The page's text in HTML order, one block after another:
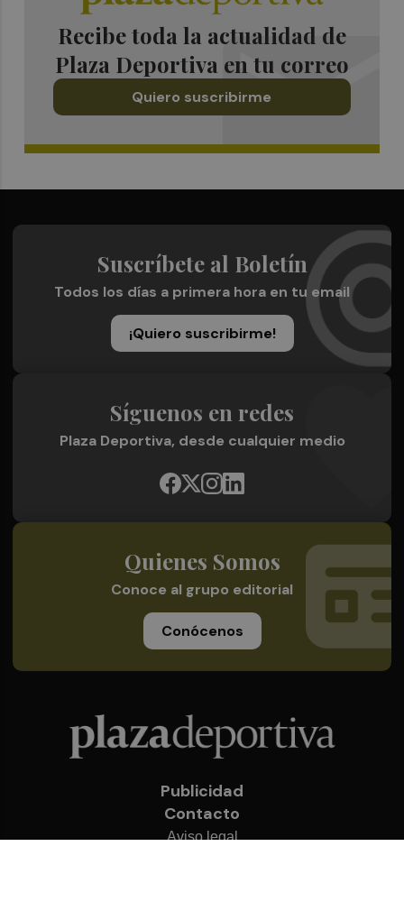
Recibe toda la actualidad de
Plaza Deportiva en tu correo
Quiero suscribirme
Suscríbete al Boletín
Todos los días a primera hora en tu email
¡Quiero suscribirme!
Síguenos en redes
Plaza Deportiva, desde cualquier medio
Quienes Somos
Conoce al grupo editorial
Conócenos
Publicidad
Contacto
Aviso legal